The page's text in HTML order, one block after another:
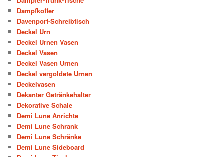
Dampfkoffer
Davenport-Schreibtisch
Deckel Urn
Deckel Urnen Vasen
Deckel Vasen
Deckel Vasen Urnen
Deckel vergoldete Urnen
Deckelvasen
Dekanter Getränkehalter
Dekorative Schale
Demi Lune Anrichte
Demi Lune Schrank
Demi Lune Schränke
Demi Lune Sideboard